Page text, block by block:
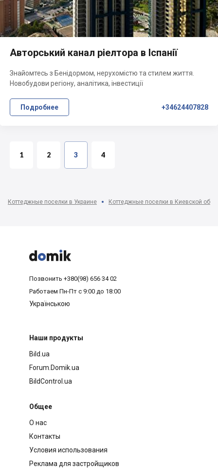
Авторський канал ріелтора в Іспанії
Знайомтесь з Бенідормом, нерухомістю та стилем життя.
Новобудови регіону, аналітика, інвестиції
Подробнее +34624407828
1 2 3 4
Коттеджные поселки в Украине Коттеджные поселки в Киевской



Позвонить +380(98) 656 34 02
Работаем Пн-Пт с 9:00 до 18:00
Українською
Наши продукты
Bild.ua
Forum.Domik.ua
BildControl.ua
Общее
О нас
Контакты
Условия использования
Реклама для застройщиков